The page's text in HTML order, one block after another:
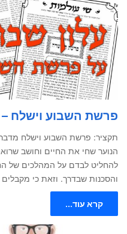
פרשת השבוע וישלח –
תקציר: פרשת השבוע וישלח
הנוער שחי את החיים וחושב
להחליט לבדם על המהלכים של
והסכנות שבדרך. וזאת כי
קרא עוד...